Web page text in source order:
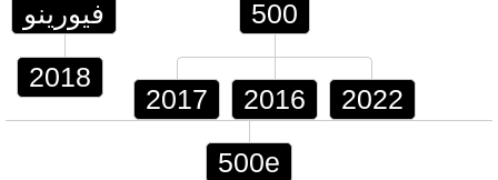
فيورينو
2018
500
2017 2016 2022
500e